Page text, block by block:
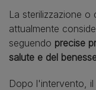
La sterilizzazione
attualmente
seguendo precise
salute e del
Dopo l'intervento,